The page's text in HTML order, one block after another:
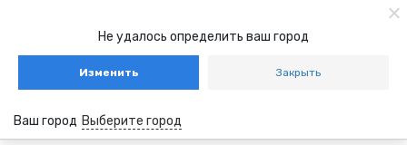
Не удалось определить ваш город
Изменить Закрыть
Ваш город Выберите город